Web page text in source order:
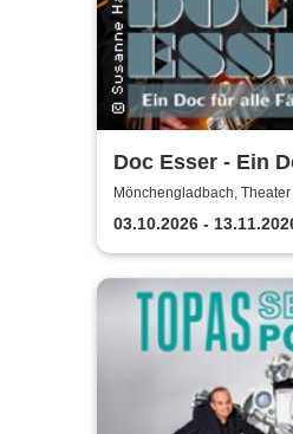
Doc Esser - Ein
Fälle
Mönchengladbach,
03.10.2026 -